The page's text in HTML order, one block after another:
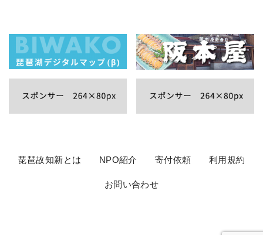
琵琶故知新とは NPO紹介 寄付依頼 利用規約
お問い合わせ